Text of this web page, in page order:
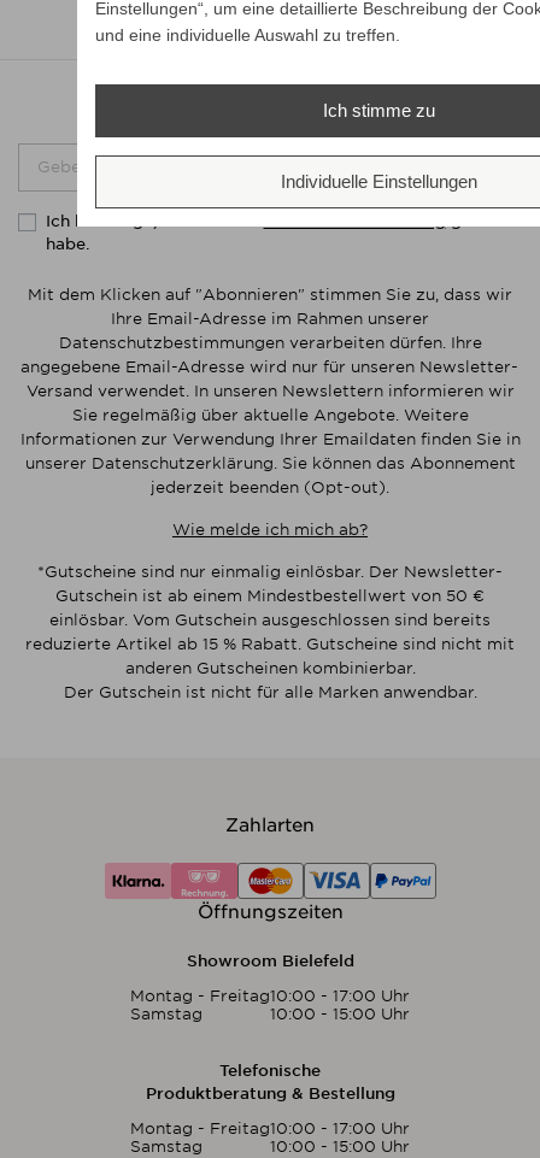
Newsletter
Ich bestätige, dass ich die
habe.
Mit dem Klicken auf "Abonnieren" stimmen Sie zu, dass wir
Ihre Email-Adresse im Rahmen unserer
Datenschutzbestimmungen verarbeiten dürfen. Ihre
angegebene Email-Adresse wird nur für unseren Newsletter-
Versand verwendet. In unseren Newslettern informieren wir
Sie regelmäßig über aktuelle Angebote. Weitere
Informationen zur Verwendung Ihrer Emaildaten finden Sie in
unserer Datenschutzerklärung. Sie können das Abonnement
jederzeit beenden (Opt-out).
Wie melde ich mich ab?
*Gutscheine sind nur einmalig einlösbar. Der Newsletter-
Gutschein ist ab einem Mindestbestellwert von 50 €
einlösbar. Vom Gutschein ausgeschlossen sind bereits
reduzierte Artikel ab 15 % Rabatt. Gutscheine sind nicht mit
anderen Gutscheinen kombinierbar.
Der Gutschein ist nicht für alle Marken anwendbar.
Zahlarten
Öffnungszeiten
Showroom Bielefeld
Montag - Freitag10:00 - 17:00 Uhr
Samstag
10:00 - 15:00 Uhr
Telefonische
Produktberatung & Bestellung
Montag - Freitag10:00 - 17:00 Uhr
Samstag
10:00 - 15:00 Uhr
Einstellungen“, um eine detaillierte Beschreibung der
und eine individuelle Auswahl zu treffen.
Ich stimme zu
Individuelle Einstellungen